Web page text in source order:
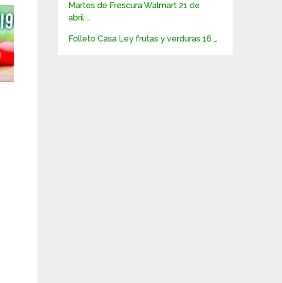
Martes de Frescura Walmart 21 de
abril …
Folleto Casa Ley frutas y verduras 16 …